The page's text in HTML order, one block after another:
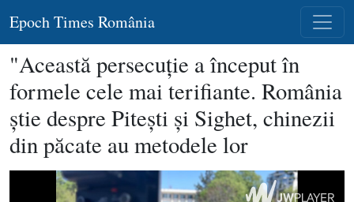
Epoch Times România
"Această persecuţie a început în
formele cele mai terifiante. România
ştie despre Piteşti şi Sighet, chinezii
din păcate au metodele lor